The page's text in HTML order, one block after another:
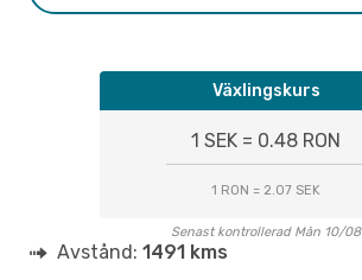
Växlingskurs
1 SEK = 0.48 RON
1 RON = 2.07 SEK
Senast kontrollerad Mån 10/08
Avstånd: 1491 kms